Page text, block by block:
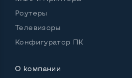
Остальные возможности:
ВебкамераДа
Роутеры
Телевизоры
Конфигуратор ПК
О компании